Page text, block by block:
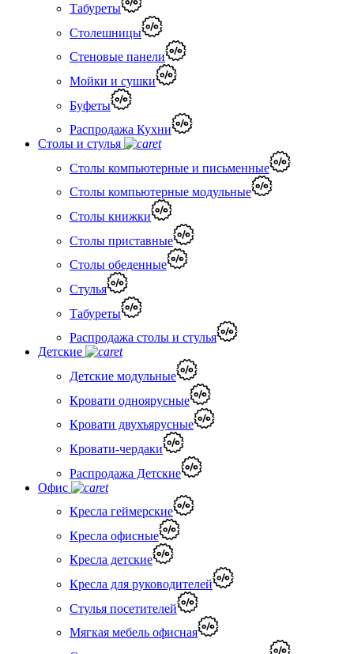
Табуреты
Столешницы
Стеновые панели
Мойки и сушки
Буфеты
Распродажа Кухни
Столы и стулья
Столы компьютерные и письменные
Столы компьютерные модульные
Столы книжки
Столы приставные
Столы обеденные
Стулья
Табуреты
Распродажа столы и стулья
Детские
Детские модульные
Кровати одноярусные
Кровати двухъярусные
Кровати-чердаки
Распродажа Детские
Офис
Кресла геймерские
Кресла офисные
Кресла детские
Кресла для руководителей
Стулья посетителей
Мягкая мебель офисная